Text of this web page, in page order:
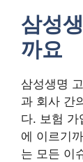
삼성
까요
삼성생명
과 회사 간
다. 보험 가
에 이르기
는 모든 이